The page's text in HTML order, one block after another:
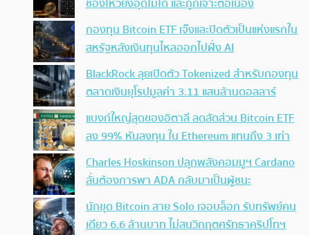
ช่องโหว่ยังอุดไม่ได้ และถูกเจาะต่อเนื่อง
กองทุน Bitcoin ETF เจ๊งและปิดตัวเป็นแห่งแรกใน
สหรัฐหลังเงินทุนไหลออกไปฝั่ง AI
BlackRock ลุยเปิดตัว Tokenized สำหรับกองทุน
ตลาดเงินยุโรปมูลค่า 3.11 แสนล้านดอลลาร์
แบงก์ใหญ่สุดของอิตาลี ลดสัดส่วน Bitcoin ETF
ลง 99% หันลงทุน ใน Ethereum แทนถึง 3 เท่า
Charles Hoskinson ปลุกพลังคอมมูฯ Cardano
ลั่นต้องการพา ADA กลับมาเป็นผู้ชนะ
นักขุด Bitcoin สาย Solo เจอบล็อก รับทรัพย์คน
เดียว 6.6 ล้านบาท ไม่สนวิกฤตศรัทธาคริปโทฯ